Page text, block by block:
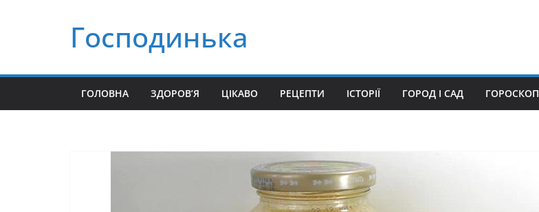
Господинька
ГОЛОВНА ЗДОРОВ’Я ЦІКАВО РЕЦЕПТИ ІСТОРІЇ ГОРОД І САД ГОРОСКОП